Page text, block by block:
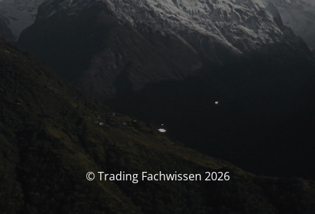
© Trading Fachwissen 2026